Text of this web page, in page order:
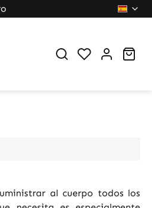
You have 0
al cuerpo todos los